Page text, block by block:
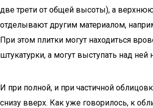
две трети от общей высоты), а
отделывают другим материалом,
При этом плитки могут находиться
штукатурки, а могут выступать над
И при полной, и при частичной
снизу вверх. Как уже говорилось, к